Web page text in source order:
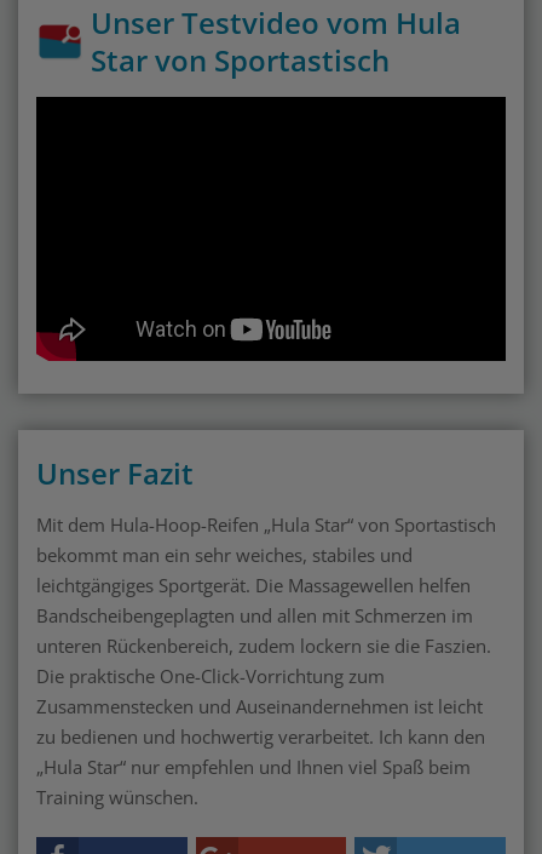
Unser Testvideo vom Hula
Star von Sportastisch
Unser Fazit
Mit dem Hula-Hoop-Reifen „Hula Star“ von Sportastisch
bekommt man ein sehr weiches, stabiles und
leichtgängiges Sportgerät. Die Massagewellen helfen
Bandscheibengeplagten und allen mit Schmerzen im
unteren Rückenbereich, zudem lockern sie die Faszien.
Die praktische One-Click-Vorrichtung zum
Zusammenstecken und Auseinandernehmen ist leicht
zu bedienen und hochwertig verarbeitet. Ich kann den
„Hula Star“ nur empfehlen und Ihnen viel Spaß beim
Training wünschen.